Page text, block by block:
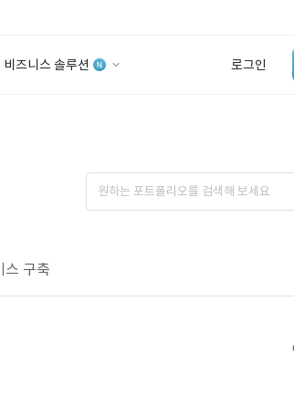
비즈니스 솔루션 로그인
개발 회사 있어?
스 구축